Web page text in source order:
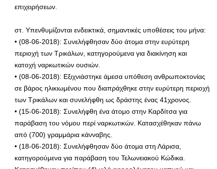
επιχειρήσεων.
στ. Υπενθυμίζονται ενδεικτικά, σημαντικές υποθέσεις του μήνα:
• (08-06-2018): Συνελήφθησαν δύο άτομα στην ευρύτερη
περιοχή των Τρικάλων, κατηγορούμενα για διακίνηση και
κατοχή ναρκωτικών ουσιών.
• (08-06-2018): Εξιχνιάστηκε άμεσα υπόθεση ανθρωποκτονίας
σε βάρος ηλικιωμένου που διαπράχθηκε στην ευρύτερη περιοχή
των Τρικάλων και συνελήφθη ως δράστης ένας 41χρονος.
• (15-06-2018): Συνελήφθη ένα άτομο στην Καρδίτσα για
παράβαση του νόμου περί ναρκωτικών. Κατασχέθηκαν πάνω
από (700) γραμμάρια κάνναβης.
• (18-06-2018): Συνελήφθησαν δύο άτομα στη Λάρισα,
κατηγορούμενα για παράβαση του Τελωνειακού Κώδικα.